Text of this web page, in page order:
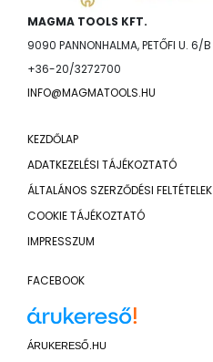
MAGMA TOOLS KFT.
9090 PANNONHALMA, PETŐFI U. 6/B
+36-20/3272700
INFO@MAGMATOOLS.HU
KEZDŐLAP
ADATKEZELÉSI TÁJÉKOZTATÓ
ÁLTALÁNOS SZERZŐDÉSI FELTÉTELEK
COOKIE TÁJÉKOZTATÓ
IMPRESSZUM
FACEBOOK
ÁRUKERESŐ.HU